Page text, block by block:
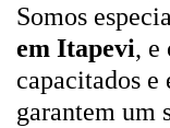
Somos
em Itapevi, e
capacitados e
garantem um